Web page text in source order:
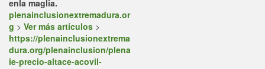
enla maglia.
plenainclusionextremadura.or
g > Ver más artículos >
https://plenainclusionextrema
dura.org/plenainclusion/plena
ie-precio-altace-acovil-